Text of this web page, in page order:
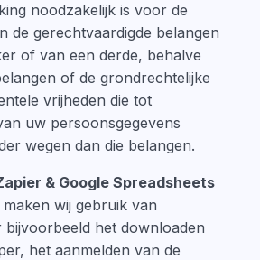
noodzakelijk is voor de
de gerechtvaardigde belangen
of van een derde, behalve
of de grondrechtelijke
vrijheden die tot
uw persoonsgegevens
wegen dan die belangen.
& Google Spreadsheets
wij gebruik van
het downloaden
het aanmelden van de